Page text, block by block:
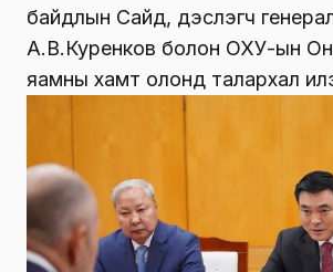
байдлын Сайд, дэслэгч
А.В.Куренков болон ОХУ-ын
яамны хамт олонд талархал